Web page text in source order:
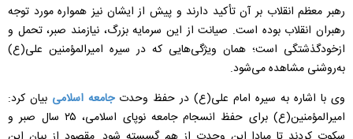
رهبر معظم انقلاب بر آن تأکید دارند و پیش از ایشان نیز همواره مورد توجه
رهبران انقلاب بوده است. صیانت از این سرمایه بزرگ، نیازمند صبر، تحمل و
ازخودگذشتگی است؛ همان ویژگی‌هایی که در سیره امیرالمؤمنین علی(ع)
به‌روشنی مشاهده می‌شود.
وی با اشاره به سیره امام علی(ع) در حفظ وحدت جامعه اسلامی بیان کرد:
امیرالمؤمنین(ع) برای حفظ انسجام جامعه نوپای اسلامی، ۲۵ سال صبر و